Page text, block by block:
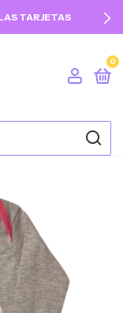
TARJETAS
0